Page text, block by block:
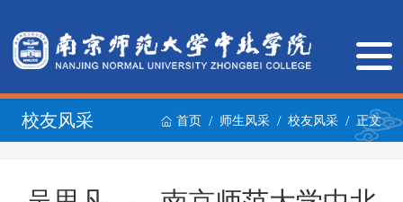
校友风采 首页 / 师生风采 / 校友风采 / 正文